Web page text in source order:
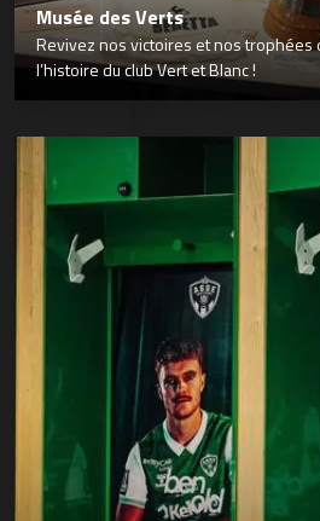
Musée des Verts
Revivez nos victoires et nos trophées
l’histoire du club Vert et Blanc !